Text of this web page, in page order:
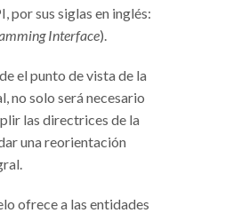
por sus siglas en inglés:
Interface).
el punto de vista de la
no solo será necesario
las directrices de la
una reorientación
ofrece a las entidades